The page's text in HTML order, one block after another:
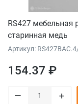
RS427 мебельная
старинная медь
Артикул:
154.37 ₽
– +